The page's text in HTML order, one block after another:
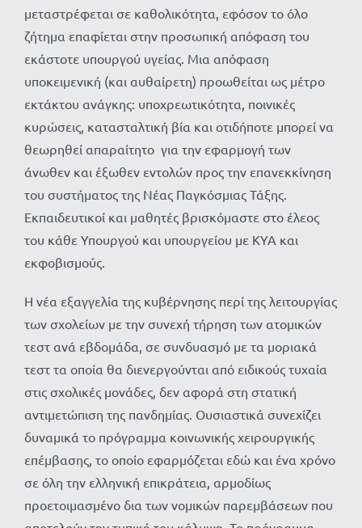
μεταστρέφεται σε καθολικότητα, εφόσον το όλο
ζήτημα επαφίεται στην προσωπική απόφαση του
εκάστοτε υπουργού υγείας. Μια απόφαση
υποκειμενική (και αυθαίρετη) προωθείται ως μέτρο
εκτάκτου ανάγκης: υποχρεωτικότητα, ποινικές
κυρώσεις, κατασταλτική βία και οτιδήποτε μπορεί να
θεωρηθεί απαραίτητο για την εφαρμογή των
άνωθεν και έξωθεν εντολών προς την επανεκκίνηση
του συστήματος της Νέας Παγκόσμιας Τάξης.
Εκπαιδευτικοί και μαθητές βρισκόμαστε στο έλεος
του κάθε Υπουργού και υπουργείου με ΚΥΑ και
εκφοβισμούς.
Η νέα εξαγγελία της κυβέρνησης περί της λειτουργίας
των σχολείων με την συνεχή τήρηση των ατομικών
τεστ ανά εβδομάδα, σε συνδυασμό με τα μοριακά
τεστ τα οποία θα διενεργούνται από ειδικούς τυχαία
στις σχολικές μονάδες, δεν αφορά στη στατική
αντιμετώπιση της πανδημίας. Ουσιαστικά συνεχίζει
δυναμικά το πρόγραμμα κοινωνικής χειρουργικής
επέμβασης, το οποίο εφαρμόζεται εδώ και ένα χρόνο
σε όλη την ελληνική επικράτεια, αρμοδίως
προετοιμασμένο δια των νομικών παρεμβάσεων που